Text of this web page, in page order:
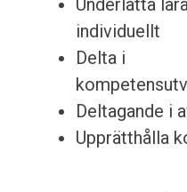
Underlätta
individuellt
Delta i
Deltagande i
Upprätthålla